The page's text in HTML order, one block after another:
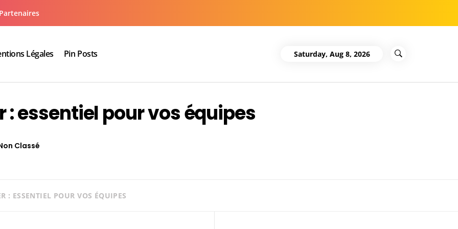
Partenaires
Légales Pin Posts Saturday, Aug 8, 2026
essentiel pour vos équipes
Classé
: ESSENTIEL POUR VOS ÉQUIPES